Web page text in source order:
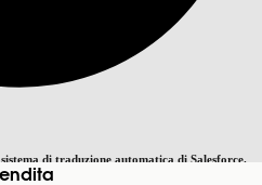
di traduzione automatica di Salesforce.
all'inglese